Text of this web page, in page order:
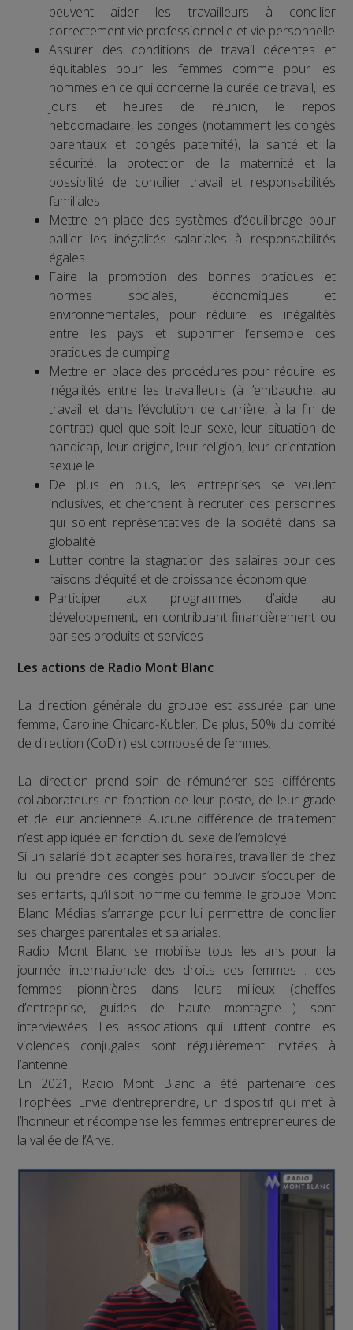
peuvent aider les travailleurs à concilier
correctement vie professionnelle et vie personnelle
Assurer des conditions de travail décentes et
équitables pour les femmes comme pour les
hommes en ce qui concerne la durée de travail, les
jours et heures de réunion, le repos
hebdomadaire, les congés (notamment les congés
parentaux et congés paternité), la santé et la
sécurité, la protection de la maternité et la
possibilité de concilier travail et responsabilités
familiales
Mettre en place des systèmes d’équilibrage pour
pallier les inégalités salariales à responsabilités
égales
Faire la promotion des bonnes pratiques et
normes sociales, économiques et
environnementales, pour réduire les inégalités
entre les pays et supprimer l’ensemble des
pratiques de dumping
Mettre en place des procédures pour réduire les
inégalités entre les travailleurs (à l’embauche, au
travail et dans l’évolution de carrière, à la fin de
contrat) quel que soit leur sexe, leur situation de
handicap, leur origine, leur religion, leur orientation
sexuelle
De plus en plus, les entreprises se veulent
inclusives, et cherchent à recruter des personnes
qui soient représentatives de la société dans sa
globalité
Lutter contre la stagnation des salaires pour des
raisons d’équité et de croissance économique
Participer aux programmes d’aide au
développement, en contribuant financièrement ou
par ses produits et services
Les actions de Radio Mont Blanc
La direction générale du groupe est assurée par une
femme, Caroline Chicard-Kubler. De plus, 50% du comité
de direction (CoDir) est composé de femmes.
La direction prend soin de rémunérer ses différents
collaborateurs en fonction de leur poste, de leur grade
et de leur ancienneté. Aucune différence de traitement
n’est appliquée en fonction du sexe de l’employé.
Si un salarié doit adapter ses horaires, travailler de chez
lui ou prendre des congés pour pouvoir s’occuper de
ses enfants, qu’il soit homme ou femme, le groupe Mont
Blanc Médias s’arrange pour lui permettre de concilier
ses charges parentales et salariales.
Radio Mont Blanc se mobilise tous les ans pour la
journée internationale des droits des femmes : des
femmes pionnières dans leurs milieux (cheffes
d’entreprise, guides de haute montagne….) sont
interviewées. Les associations qui luttent contre les
violences conjugales sont régulièrement invitées à
l’antenne.
En 2021, Radio Mont Blanc a été partenaire des
Trophées Envie d’entreprendre, un dispositif qui met à
l’honneur et récompense les femmes entrepreneures de
la vallée de l’Arve.